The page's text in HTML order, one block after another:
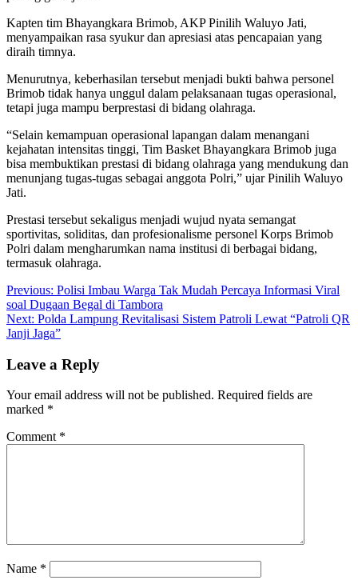
Kapten tim Bhayangkara Brimob, AKP Pinilih Waluyo Jati,
menyampaikan rasa syukur dan apresiasi atas pencapaian yang
diraih timnya.
Menurutnya, keberhasilan tersebut menjadi bukti bahwa personel
Brimob tidak hanya unggul dalam pelaksanaan tugas operasional,
tetapi juga mampu berprestasi di bidang olahraga.
“Selain kemampuan operasional lapangan dalam menangani
kejahatan intensitas tinggi, Tim Basket Bhayangkara Brimob juga
bisa membuktikan prestasi di bidang olahraga yang mendukung dan
menunjang tugas-tugas sebagai anggota Polri,” ujar Pinilih Waluyo
Jati.
Prestasi tersebut sekaligus menjadi wujud nyata semangat
sportivitas, soliditas, dan profesionalisme personel Korps Brimob
Polri dalam mengharumkan nama institusi di berbagai bidang,
termasuk olahraga.
Post
navigation
Previous: Polisi Imbau Warga Tak Mudah Percaya Informasi Viral
soal Dugaan Begal di Tambora
Next: Polda Lampung Revitalisasi Sistem Patroli Lewat “Patroli QR
Janji Jaga”
Leave a Reply
Your email address will not be published. Required fields are
marked *
Comment *
Name *